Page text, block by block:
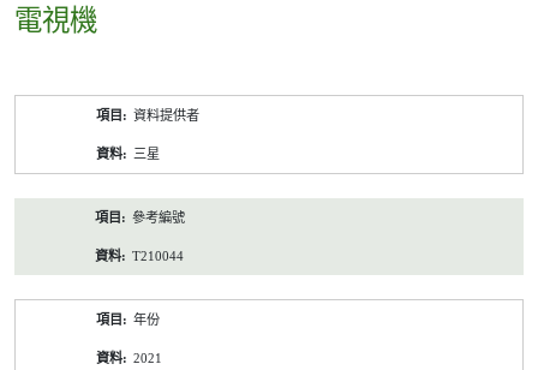
電視機
資料提供者
三星
參考編號
T210044
年份
2021